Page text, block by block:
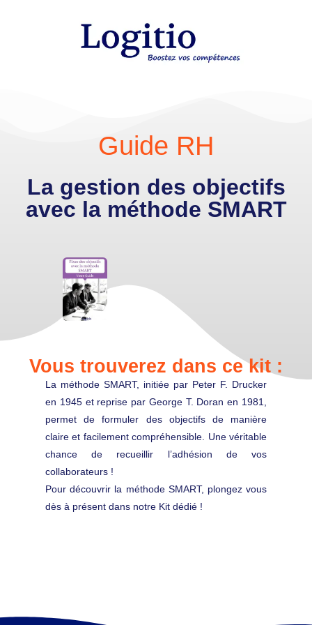
Guide RH
La gestion des objectifs
avec la méthode SMART
Vous trouverez dans ce kit :
La méthode SMART, initiée par Peter F. Drucker
en 1945 et reprise par George T. Doran en 1981,
permet de formuler des objectifs de manière
claire et facilement compréhensible. Une véritable
chance de recueillir l’adhésion de vos
collaborateurs !
Pour découvrir la méthode SMART, plongez vous
dès à présent dans notre Kit dédié !